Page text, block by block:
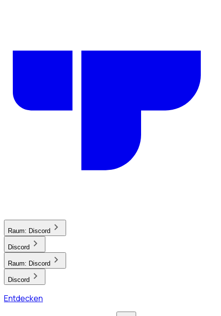
Raum: Discord
Discord
Raum: Discord
Discord
Entdecken